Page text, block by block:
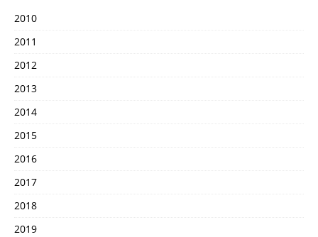
2010
2011
2012
2013
2014
2015
2016
2017
2018
2019